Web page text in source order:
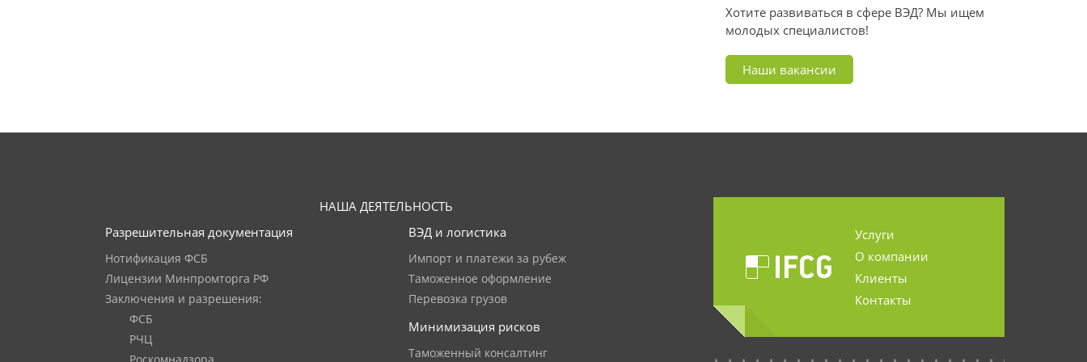
Хотите развиваться в сфере ВЭД? Мы ищем
молодых специалистов!
Наши вакансии
НАША ДЕЯТЕЛЬНОСТЬ
Разрешительная документация
Нотификация ФСБ
Лицензии Минпромторга РФ
Заключения и разрешения:
ФСБ
РЧЦ
ВЭД и логистика
Импорт и платежи за рубеж
Таможенное оформление
Перевозка грузов
Минимизация рисков
Таможенный консалтинг
Услуги
О компании
Клиенты
Контакты